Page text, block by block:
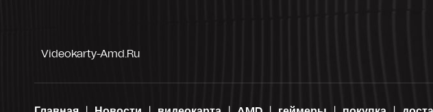
Videokarty-Amd.ru